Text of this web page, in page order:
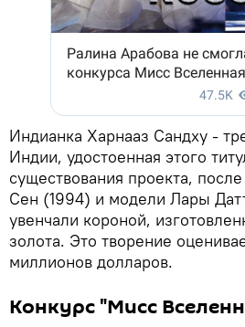
Индианка Харнааз Сандху -
Индии, удостоенная этого
существования проекта,
Сен (1994) и модели Лары
увенчали короной,
золота. Это творение
миллионов долларов.
Конкурс "Мисс